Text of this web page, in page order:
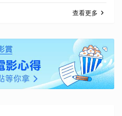
查看更多